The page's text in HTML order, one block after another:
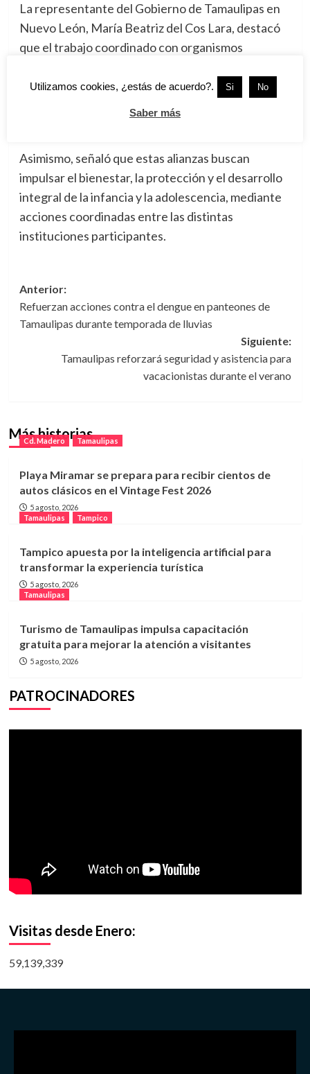
La representante del Gobierno de Tamaulipas en
Nuevo León, María Beatriz del Cos Lara, destacó
que el trabajo coordinado con organismos
públicas dirigidas a garantizar mejores
oportunidades para las nuevas generaciones.
Asimismo, señaló que estas alianzas buscan
impulsar el bienestar, la protección y el desarrollo
integral de la infancia y la adolescencia, mediante
acciones coordinadas entre las distintas
instituciones participantes.
Navegación
de
entradas
Anterior:
Refuerzan acciones contra el dengue en panteones de
Tamaulipas durante temporada de lluvias
Siguiente:
Tamaulipas reforzará seguridad y asistencia para
vacacionistas durante el verano
Más historias
Cd. Madero Tamaulipas
Playa Miramar se prepara para recibir cientos de
autos clásicos en el Vintage Fest 2026
5 agosto, 2026
Tamaulipas
Tampico
Tampico apuesta por la inteligencia artificial para
transformar la experiencia turística
5 agosto, 2026
Tamaulipas
Turismo de Tamaulipas impulsa capacitación
gratuita para mejorar la atención a visitantes
5 agosto, 2026
PATROCINADORES
Visitas desde Enero:
59,139,339
Utilizamos cookies, ¿estás de acuerdo?. Si No
Saber más